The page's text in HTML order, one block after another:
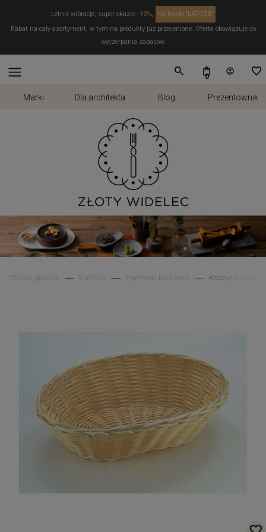
Letnie wibracje, super okazje -10%,
na hasło "LATO26"
Rabat na cały asortyment, w tym na produkty już przecenione. Oferta obowiązuje do
wyczerpania zapasów.
Marki Dla architekta Blog Prezentownik
Strona główna Kuchnia Pojemniki kuchenne Koszyk na